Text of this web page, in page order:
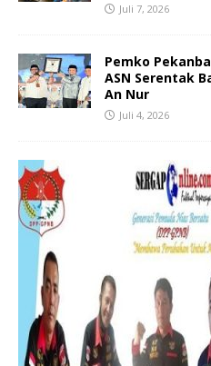
Juli 7, 2026
Pemko
ASN Serentak
An Nur
Juli 4, 2026